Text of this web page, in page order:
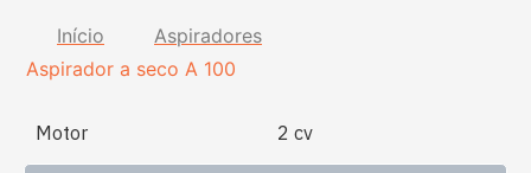
Início
Aspiradores
Aspirador a seco A 100
Motor 2 cv